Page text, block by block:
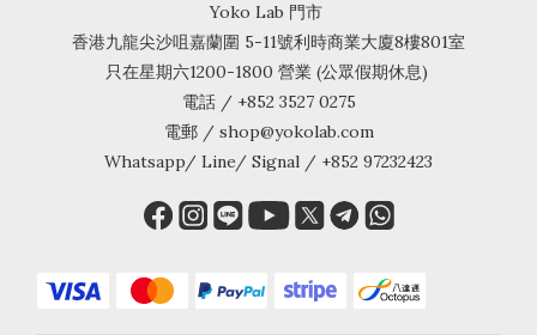
Yoko Lab 門市
香港九龍尖沙咀嘉蘭圍 5-11號利時商業大廈8樓801室
只在星期六1200-1800 營業 (公眾假期休息)
電話 / +852 3527 0275
電郵 / shop@yokolab.com
Whatsapp/ Line/ Signal / +852 97232423